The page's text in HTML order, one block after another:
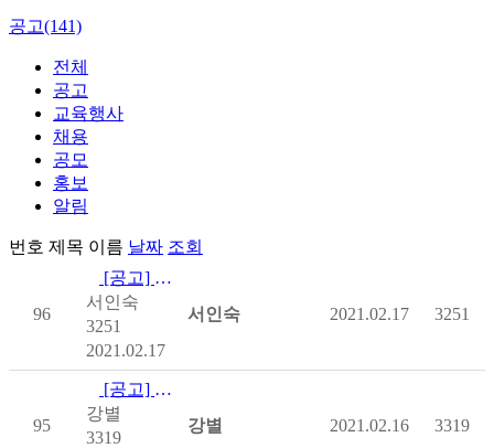
공고(141)
전체
공고
교육행사
채용
공모
홍보
알림
번호 제목 이름 날짜 조회
96
[공고] [공고] 2021년 서울시 중증장애인 인턴 채용 공고
서인숙
3251
2021.02.17
서인숙 2021.02.17 3251
95
[공고] 장애인식개선 신규강사양성교육 참가자모집
강별
3319
강별 2021.02.16 3319